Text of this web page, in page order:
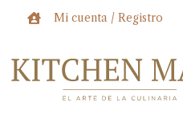
Mi cuenta / Registro